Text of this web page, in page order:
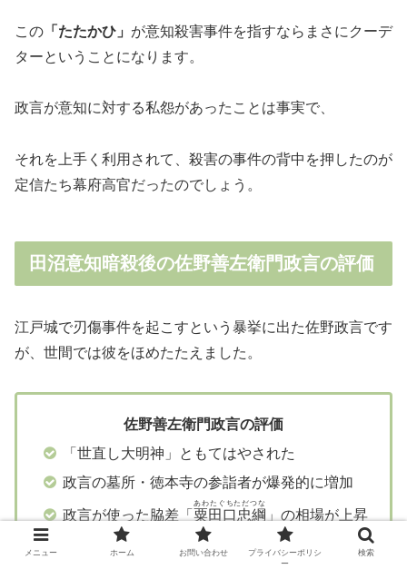
この 「たたかひ」 が意知殺害事件を指すならまさにクーデ
ターということになります。
政言が意知に対する私怨があったことは事実で、
それを上手く利用されて、殺害の事件の背中を押したのが
定信たち幕府高官だったのでしょう。
田沼意知暗殺後の佐野善左衛門政言の評価
江戸城で刃傷事件を起こすという暴挙に出た佐野政言です
が、世間では彼をほめたたえました。
佐野善左衛門政言の評価
「世直し大明神」ともてはやされた
政言の墓所・徳本寺の参詣者が爆発的に増加
政言が使った脇差「 粟田口忠綱
あわたぐちただつな
」の相場が上昇
メニュー ホーム お問い合わせ
プライバシーポリシ
ー
検索